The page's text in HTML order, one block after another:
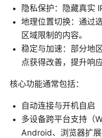
隐私保护：隐藏真实
地理位置切换：通过
区域限制的内容。
稳定与加速：部分地
点获得改善，提升响应
核心功能通常包括：
自动连接与开机自启
多设备跨平台支持（
Android、浏览器扩展